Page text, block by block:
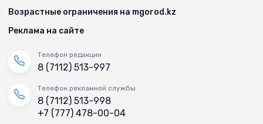
Возрастные ограничения на mgorod.kz
Реклама на сайте
Телефон редакции
8 (7112) 513-997
Телефон рекламной службы
8 (7112) 513-998
+7 (777) 478-00-04